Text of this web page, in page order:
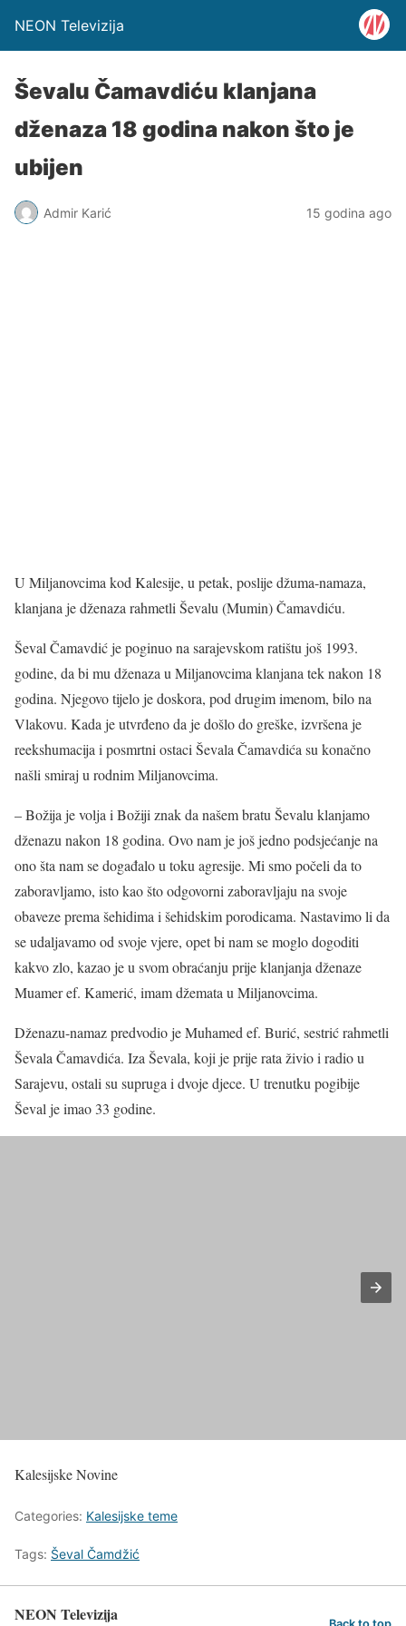
NEON Televizija
Ševalu Čamavdiću klanjana
dženaza 18 godina nakon što je
ubijen
Admir Karić 15 godina ago
U Miljanovcima kod Kalesije, u petak, poslije džuma-namaza,
klanjana je dženaza rahmetli Ševalu (Mumin) Čamavdiću.
Ševal Čamavdić je poginuo na sarajevskom ratištu još 1993.
godine, da bi mu dženaza u Miljanovcima klanjana tek nakon 18
godina. Njegovo tijelo je doskora, pod drugim imenom, bilo na
Vlakovu. Kada je utvrđeno da je došlo do greške, izvršena je
reekshumacija i posmrtni ostaci Ševala Čamavdića su konačno
našli smiraj u rodnim Miljanovcima.
– Božija je volja i Božiji znak da našem bratu Ševalu klanjamo
dženazu nakon 18 godina. Ovo nam je još jedno podsjećanje na
ono šta nam se događalo u toku agresije. Mi smo počeli da to
zaboravljamo, isto kao što odgovorni zaboravljaju na svoje
obaveze prema šehidima i šehidskim porodicama. Nastavimo li da
se udaljavamo od svoje vjere, opet bi nam se moglo dogoditi
kakvo zlo, kazao je u svom obraćanju prije klanjanja dženaze
Muamer ef. Kamerić, imam džemata u Miljanovcima.
Dženazu-namaz predvodio je Muhamed ef. Burić, sestrić rahmetli
Ševala Čamavdića. Iza Ševala, koji je prije rata živio i radio u
Sarajevu, ostali su supruga i dvoje djece. U trenutku pogibije
Ševal je imao 33 godine.
Kalesijske Novine
Categories: Kalesijske teme
Tags: Ševal Čamdžić
NEON Televizija